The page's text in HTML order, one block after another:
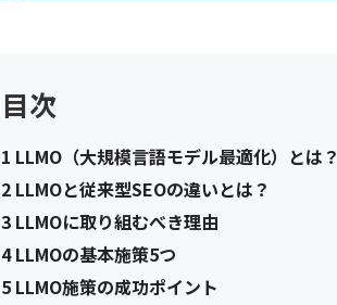
目次
1 LLMO（大規模言語モデル最適化）とは？
2 LLMOと従来型SEOの違いとは？
3 LLMOに取り組むべき理由
4LLMOの基本施策5つ
5 LLMO施策の成功ポイント